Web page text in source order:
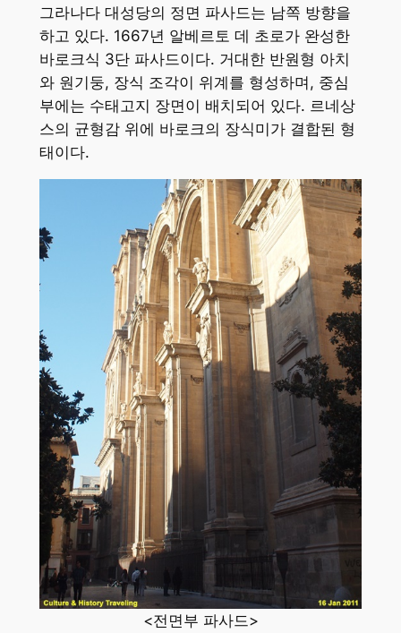
그라나다 대성당의 정면 파사드는 남쪽 방향을
하고 있다. 1667년 알베르토 데 초로가 완성한
바로크식 3단 파사드이다. 거대한 반원형 아치
와 원기둥, 장식 조각이 위계를 형성하며, 중심
부에는 수태고지 장면이 배치되어 있다. 르네상
스의 균형감 위에 바로크의 장식미가 결합된 형
태이다.
<전면부 파사드>